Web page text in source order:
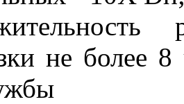
не более